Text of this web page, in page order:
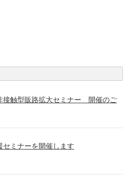
接触型販路拡大セミナー 開催のご
セミナーを開催します